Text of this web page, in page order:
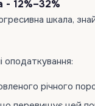
- 12%–32%
шкала,
оподаткування:
річного